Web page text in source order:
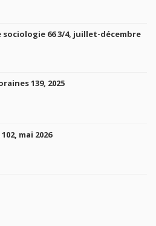
sociologie 66 3/4, juillet-décembre
139, 2025
mai 2026